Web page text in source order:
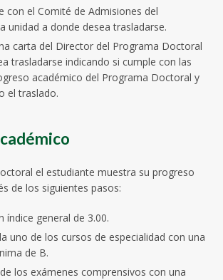
con el Comité de Admisiones del
unidad a donde desea trasladarse.
carta del Director del Programa Doctoral
trasladarse indicando si cumple con las
académico del Programa Doctoral y
el traslado.
el estudiante muestra su progreso
de los siguientes pasos:
índice general de 3.00.
uno de los cursos de especialidad con una
de B.
los exámenes comprensivos con una